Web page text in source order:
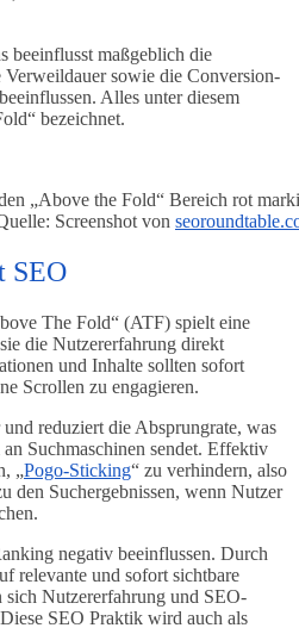
beeinflusst maßgeblich die
sowie die Conversion-
Alles unter diesem
bezeichnet.
„Above the Fold“ Bereich rot
Screenshot von
SEO
The Fold“ (ATF) spielt eine
die Nutzererfahrung direkt
und Inhalte sollten sofort
Scrollen zu engagieren.
reduziert die Absprungrate, was
Suchmaschinen sendet. Effektiv
„Pogo-Sticking“ zu verhindern, also
den Suchergebnissen, wenn Nutzer
negativ beeinflussen. Durch
relevante und sofort sichtbare
Nutzererfahrung und SEO-
SEO Praktik wird auch als